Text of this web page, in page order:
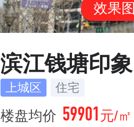
效果图
滨江钱塘印象
上城区 住宅
楼盘均价 59901元/㎡